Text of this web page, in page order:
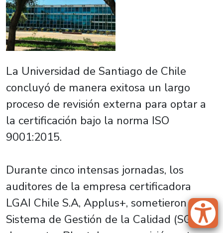
La Universidad de Santiago de Chile
concluyó de manera exitosa un largo
proceso de revisión externa para optar a
la certificación bajo la norma ISO
9001:2015.
Durante cinco intensas jornadas, los
auditores de la empresa certificadora
LGAI Chile S.A, Applus+, sometieron el
Sistema de Gestión de la Calidad (SGC)